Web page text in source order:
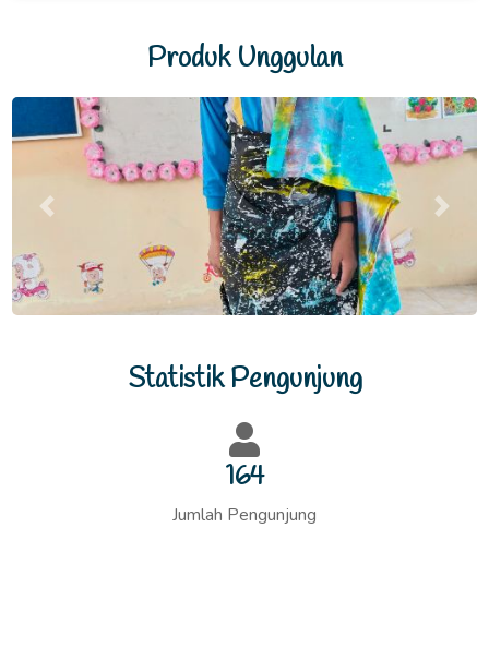
Produk Unggulan
Previous Next
Statistik Pengunjung
176
Jumlah Pengunjung